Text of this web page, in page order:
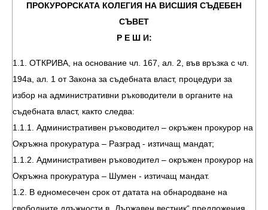
ПРОКУРОРСКАТА КОЛЕГИЯ НА ВИСШИЯ СЪДЕБЕН
СЪВЕТ
Р Е Ш И:
1.1. ОТКРИВА, на основание чл. 167, ал. 2, във връзка с чл.
194а, ал. 1 от Закона за съдебната власт, процедури за
избор на административни ръководители в органите на
съдебната власт, както следва:
1.1.1. Административен ръководител – окръжен прокурор на
Окръжна прокуратура – Разград - изтичащ мандат;
1.1.2. Административен ръководител – окръжен прокурор на
Окръжна прокуратура – Шумен - изтичащ мандат.
1.2. В едномесечен срок от датата на обнародване на